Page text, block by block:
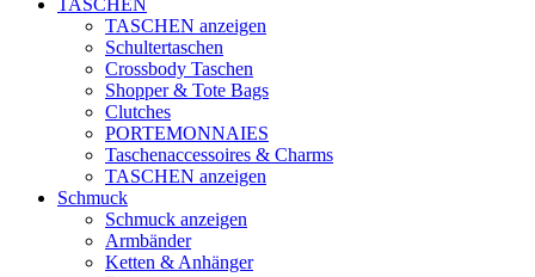
TASCHEN
TASCHEN anzeigen
Schultertaschen
Crossbody Taschen
Shopper & Tote Bags
Clutches
PORTEMONNAIES
Taschenaccessoires & Charms
TASCHEN anzeigen
Schmuck
Schmuck anzeigen
Armbänder
Ketten & Anhänger